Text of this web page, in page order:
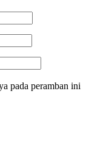
pada peramban ini